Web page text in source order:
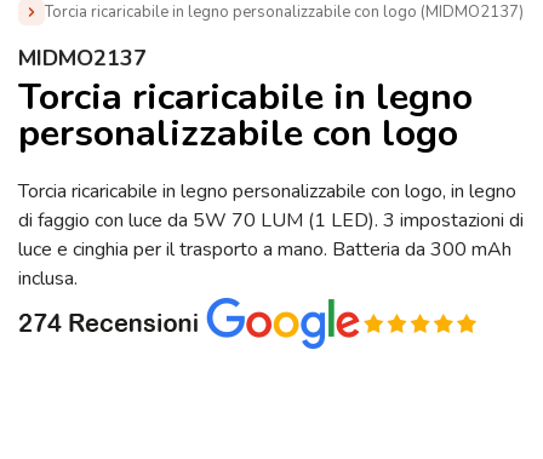
Torcia ricaricabile in legno personalizzabile con logo (MIDMO2137)
Home » Portachiavi Personalizzati
personalizzabile con logo (MIDMO2137)
MIDMO2137
Torcia ricaricabile in legno
personalizzabile con logo
Torcia ricaricabile in legno personalizzabile con logo, in legno
di faggio con luce da 5W 70 LUM (1 LED). 3 impostazioni di
luce e cinghia per il trasporto a mano. Batteria da 300 mAh
inclusa.